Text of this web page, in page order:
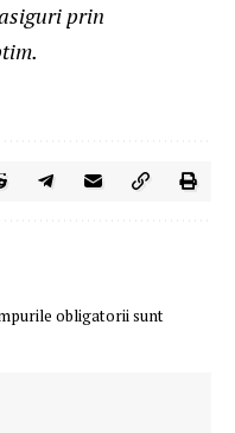
prin
obligatorii sunt